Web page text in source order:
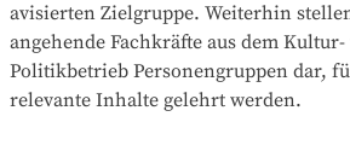
avisierten Zielgruppe. Weiterhin
angehende Fachkräfte aus dem
Politikbetrieb Personengruppen dar,
relevante Inhalte gelehrt werden.